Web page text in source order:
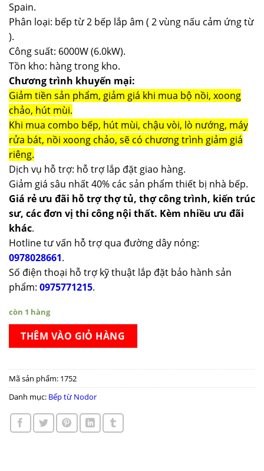
Spain.
Phân loại: bếp từ 2 bếp lắp âm ( 2 vùng nấu cảm ứng từ
).
Công suất: 6000W (6.0kW).
Tồn kho: hàng trong kho.
Chương trình khuyến mại:
Giảm tiền sản phẩm, giảm giá khi mua bộ nồi, xoong
chảo, hút mùi.
Khi mua combo bếp, hút mùi, chậu vòi, lò nướng, máy
rửa bát, nồi xoong chảo, sẽ có chương trình giảm giá
riêng.
Dịch vụ hỗ trợ: hỗ trợ lắp đặt giao hàng.
Giảm giá sâu nhất 40% các sản phẩm thiết bị nhà bếp.
Giá rẻ ưu đãi hỗ trợ thợ tủ, thợ công trình, kiến trúc
sư, các đơn vị thi công nội thất. Kèm nhiều ưu đãi
khác.
Hotline tư vấn hỗ trợ qua đường dây nóng:
0978028661.
Số điện thoại hỗ trợ kỹ thuật lắp đặt bảo hành sản
phẩm: 0975771215.
còn 1 hàng
THÊM VÀO GIỎ HÀNG
Mã sản phẩm: 1752
Danh mục: Bếp từ Nodor